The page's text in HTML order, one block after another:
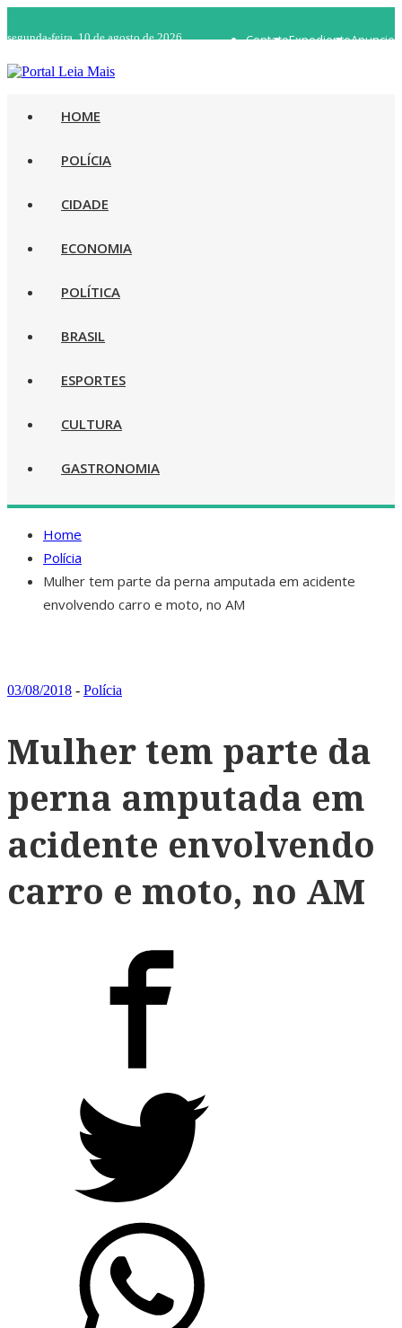
segunda-feira, 10 de agosto de 2026 Anuncie
Expediente
Contato
HOME
POLÍCIA
CIDADE
ECONOMIA
POLÍTICA
BRASIL
ESPORTES
CULTURA
GASTRONOMIA
Home
Polícia
Mulher tem parte da perna amputada em acidente
envolvendo carro e moto, no AM
03/08/2018 - Polícia
Mulher tem parte da
perna amputada em
acidente envolvendo
carro e moto, no AM